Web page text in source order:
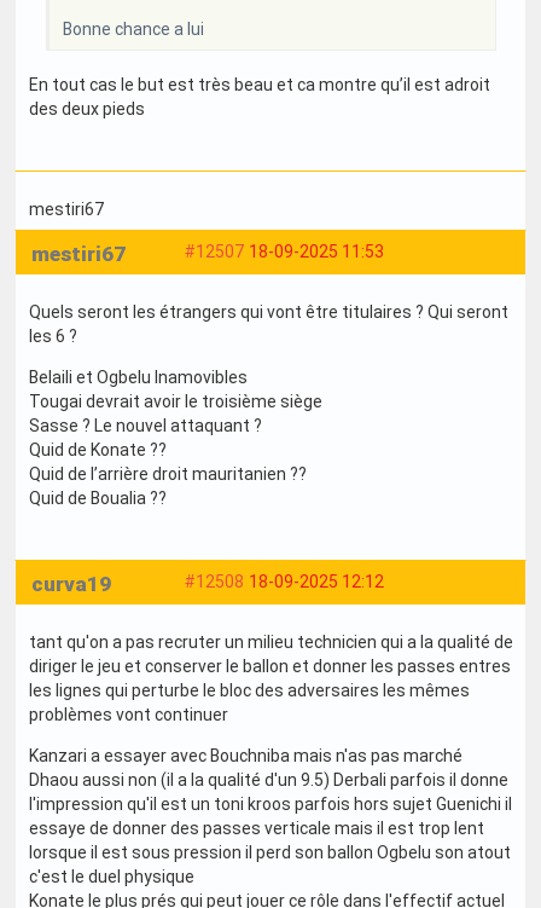
Bonne chance a lui
En tout cas le but est très beau et ca montre qu’il est adroit
des deux pieds
mestiri67
#12507 18-09-2025 11:53
mestiri67
Quels seront les étrangers qui vont être titulaires ? Qui seront
les 6 ?
Belaili et Ogbelu Inamovibles
Tougai devrait avoir le troisième siège
Sasse ? Le nouvel attaquant ?
Quid de Konate ??
Quid de l’arrière droit mauritanien ??
Quid de Boualia ??
#12508 18-09-2025 12:12
curva19
tant qu'on a pas recruter un milieu technicien qui a la qualité de
diriger le jeu et conserver le ballon et donner les passes entres
les lignes qui perturbe le bloc des adversaires les mêmes
problèmes vont continuer
Kanzari a essayer avec Bouchniba mais n'as pas marché
Dhaou aussi non (il a la qualité d'un 9.5) Derbali parfois il donne
l'impression qu'il est un toni kroos parfois hors sujet Guenichi il
essaye de donner des passes verticale mais il est trop lent
lorsque il est sous pression il perd son ballon Ogbelu son atout
c'est le duel physique
Konate le plus prés qui peut jouer ce rôle dans l'effectif actuel